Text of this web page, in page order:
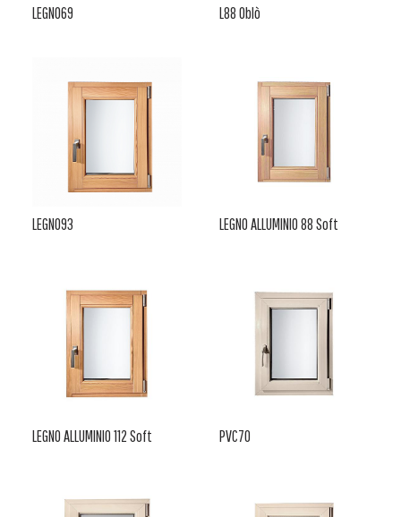
LEGNO69 L88 Oblò
LEGNO93 LEGNO ALLUMINIO 88 Soft
LEGNO ALLUMINIO 112 Soft PVC70